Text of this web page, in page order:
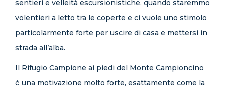
sentieri e velleità escursionistiche, quando staremmo
volentieri a letto tra le coperte e ci vuole uno stimolo
particolarmente forte per uscire di casa e mettersi in
strada all’alba.
Il Rifugio Campione ai piedi del Monte Campioncino
è una motivazione molto forte, esattamente come la